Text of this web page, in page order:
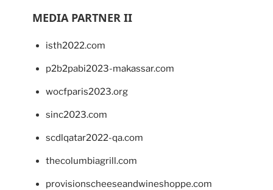
MEDIA PARTNER II
isth2022.com
p2b2pabi2023-makassar.com
wocfparis2023.org
sinc2023.com
scdlqatar2022-qa.com
thecolumbiagrill.com
provisionscheeseandwineshoppe.com